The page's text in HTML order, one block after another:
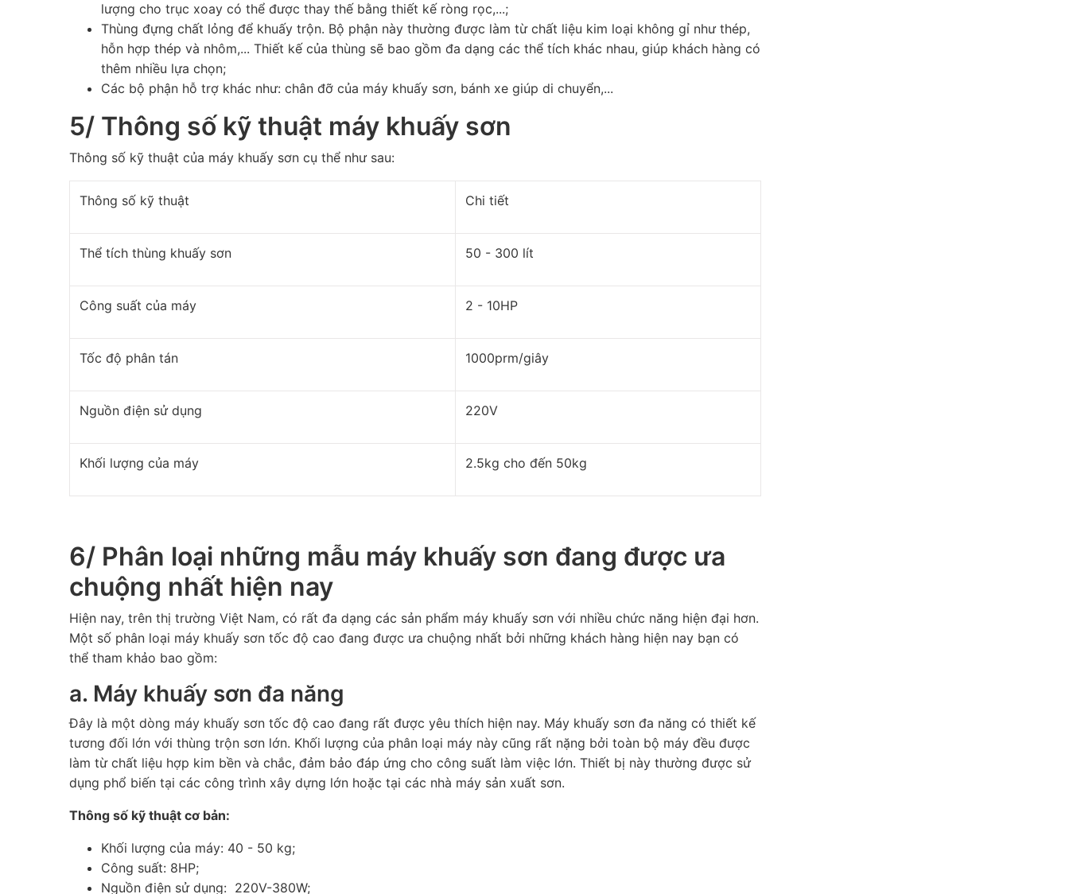
lượng cho trục xoay có thể được thay thế bằng thiết kế ròng rọc,...;
Thùng đựng chất lỏng để khuấy trộn. Bộ phận này thường được làm từ chất liệu kim loại không gỉ như thép,
hỗn hợp thép và nhôm,... Thiết kế của thùng sẽ bao gồm đa dạng các thể tích khác nhau, giúp khách hàng có
thêm nhiều lựa chọn;
Các bộ phận hỗ trợ khác như: chân đỡ của máy khuấy sơn, bánh xe giúp di chuyển,...
5/ Thông số kỹ thuật máy khuấy sơn
Thông số kỹ thuật của máy khuấy sơn cụ thể như sau:
Thông số kỹ thuật Chi tiết
Thể tích thùng khuấy sơn 50 - 300 lít
Công suất của máy 2 - 10HP
Tốc độ phân tán 1000prm/giây
Nguồn điện sử dụng 220V
Khối lượng của máy 2.5kg cho đến 50kg
6/ Phân loại những mẫu máy khuấy sơn đang được ưa
chuộng nhất hiện nay
Hiện nay, trên thị trường Việt Nam, có rất đa dạng các sản phẩm máy khuấy sơn với nhiều chức năng hiện đại hơn.
Một số phân loại máy khuấy sơn tốc độ cao đang được ưa chuộng nhất bởi những khách hàng hiện nay bạn có
thể tham khảo bao gồm:
a. Máy khuấy sơn đa năng
Đây là một dòng máy khuấy sơn tốc độ cao đang rất được yêu thích hiện nay. Máy khuấy sơn đa năng có thiết kế
tương đối lớn với thùng trộn sơn lớn. Khối lượng của phân loại máy này cũng rất nặng bởi toàn bộ máy đều được
làm từ chất liệu hợp kim bền và chắc, đảm bảo đáp ứng cho công suất làm việc lớn. Thiết bị này thường được sử
dụng phổ biến tại các công trình xây dựng lớn hoặc tại các nhà máy sản xuất sơn.
Thông số kỹ thuật cơ bản:
Khối lượng của máy: 40 - 50 kg;
Công suất: 8HP;
Nguồn điện sử dụng: 220V-380W;